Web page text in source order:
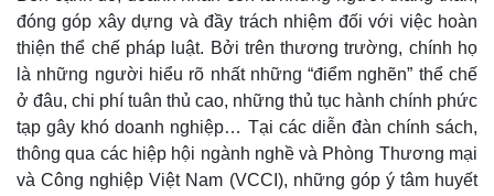
Giá cà phê
đóng góp xây dựng và đầy trách nhiệm đối với việc hoàn
thiện thể chế pháp luật. Bởi trên thương trường, chính họ
là những người hiểu rõ nhất những “điểm nghẽn” thể chế
ở đâu, chi phí tuân thủ cao, những thủ tục hành chính phức
tạp gây khó doanh nghiệp… Tại các diễn đàn chính sách,
thông qua các hiệp hội ngành nghề và Phòng Thương mại
và Công nghiệp Việt Nam (VCCI), những góp ý tâm huyết